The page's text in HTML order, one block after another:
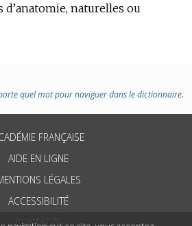
d’anatomie, naturelles ou
quel mot pour naviguer dans le dictionnaire.
FRANÇAISE
AIDE EN LIGNE
LÉGALES
ACCESSIBILITÉ
CONTACTS